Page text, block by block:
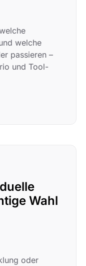
welche
passieren –
und Tool-
Wahl
oder